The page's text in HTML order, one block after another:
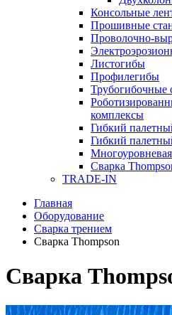
Консольные
Прошивные
Проволочно-
Листогибы
Профилегибы
Трубогибочные
комплексы
Гибкий
Гибкий
Сварка
TRADE-IN
Главная
Оборудование
Сварка трением
Сварка Thompson
Сварка